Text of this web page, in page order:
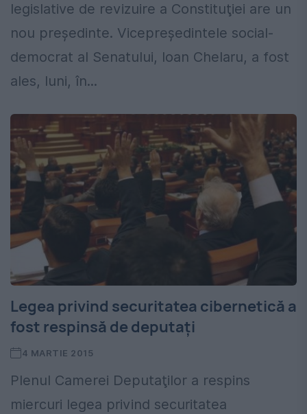
legislative de revizuire a Constituţiei are un
nou preşedinte. Vicepreşedintele social-
democrat al Senatului, Ioan Chelaru, a fost
ales, luni, în...
Legea privind securitatea cibernetică a
fost respinsă de deputaţi
4 MARTIE 2015
Plenul Camerei Deputaţilor a respins
miercuri legea privind securitatea